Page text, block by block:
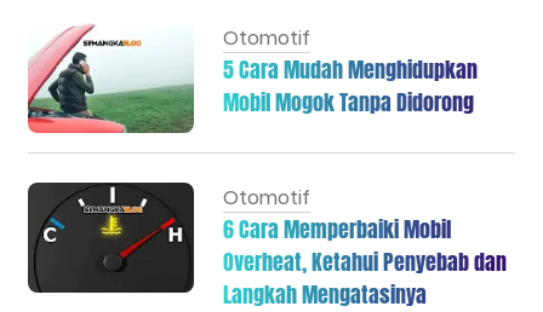
Otomotif
5 Cara Mudah Menghidupkan
Mobil Mogok Tanpa Didorong
Otomotif
6 Cara Memperbaiki Mobil
Overheat, Ketahui Penyebab dan
Langkah Mengatasinya